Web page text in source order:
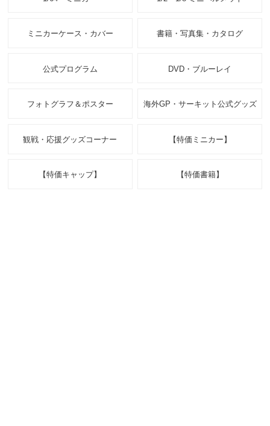
ミニカーケース・カバー 書籍・写真集・カタログ
公式プログラム DVD・ブルーレイ
フォトグラフ＆ポスター 海外GP・サーキット公式グッズ
観戦・応援グッズコーナー 【特価ミニカー】
【特価キャップ】 【特価書籍】